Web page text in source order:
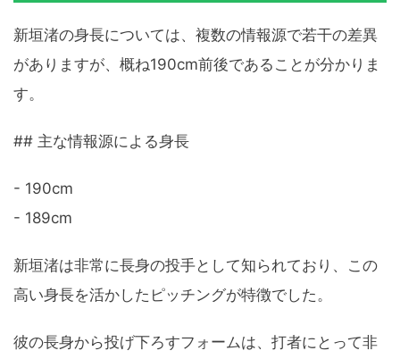
新垣渚の身長については、複数の情報源で若干の差異
がありますが、概ね190cm前後であることが分かりま
す。
## 主な情報源による身長
- 190cm
- 189cm
新垣渚は非常に長身の投手として知られており、この
高い身長を活かしたピッチングが特徴でした。
彼の長身から投げ下ろすフォームは、打者にとって非